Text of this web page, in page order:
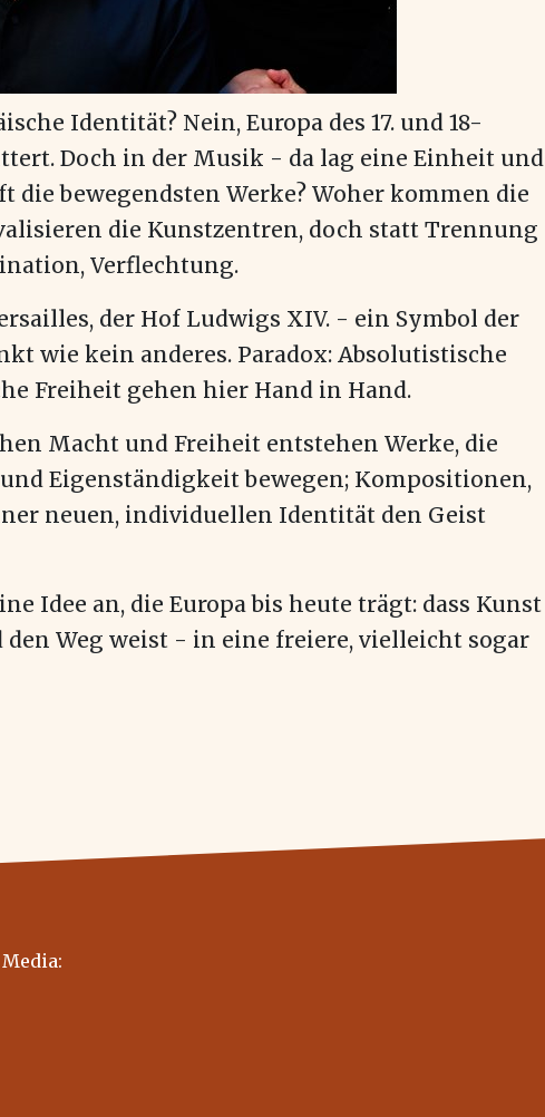
Identität? Nein, Europa des 17. und 18-
Doch in der Musik - da lag eine Einheit und
die bewegendsten Werke? Woher kommen die
die Kunstzentren, doch statt Trennung
Verflechtung.
der Hof Ludwigs XIV. - ein Symbol der
wie kein anderes. Paradox: Absolutistische
Freiheit gehen hier Hand in Hand.
Macht und Freiheit entstehen Werke, die
Eigenständigkeit bewegen; Kompositionen,
neuen, individuellen Identität den Geist
Idee an, die Europa bis heute trägt: dass Kunst
Weg weist - in eine freiere, vielleicht sogar